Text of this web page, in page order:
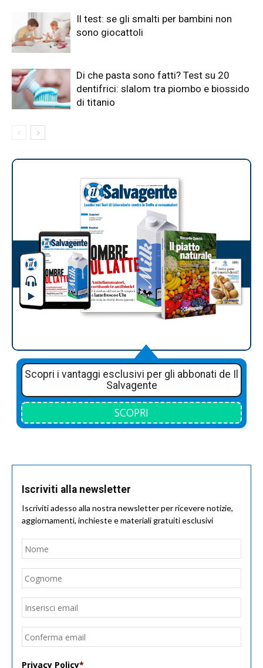
Il test: se gli smalti per bambini non
sono giocattoli
Di che pasta sono fatti? Test su 20
dentifrici: slalom tra piombo e biossido
di titanio
Scopri i vantaggi esclusivi per gli abbonati de Il
Salvagente
SCOPRI
Iscriviti alla newsletter
Iscriviti adesso alla nostra newsletter per ricevere notizie,
aggiornamenti, inchieste e materiali gratuiti esclusivi
Nome
Email
Privacy Policy*